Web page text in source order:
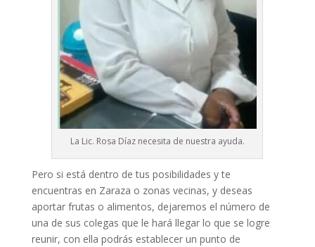
La Lic. Rosa Díaz necesita de nuestra ayuda.
Pero si está dentro de tus posibilidades y te
encuentras en Zaraza o zonas vecinas, y deseas
aportar frutas o alimentos, dejaremos el número de
una de sus colegas que le hará llegar lo que se logre
reunir, con ella podrás establecer un punto de